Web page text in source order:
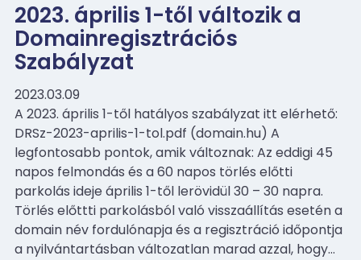
2023. április 1-től változik a
Domainregisztrációs
Szabályzat
2023.03.09
A 2023. április 1-től hatályos szabályzat itt elérhető:
DRSz-2023-aprilis-1-tol.pdf (domain.hu) A
legfontosabb pontok, amik változnak: Az eddigi 45
napos felmondás és a 60 napos törlés előtti
parkolás ideje április 1-től lerövidül 30 – 30 napra.
Törlés előttti parkolásból való visszaállítás esetén a
domain név fordulónapja és a regisztráció időpontja
a nyilvántartásban változatlan marad azzal, hogy…